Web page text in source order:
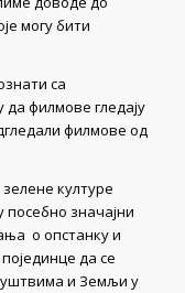
могу бити
са
филмове гледају
филмове од
културе
посебно значајни
о опстанку и
да се
и Земљи у